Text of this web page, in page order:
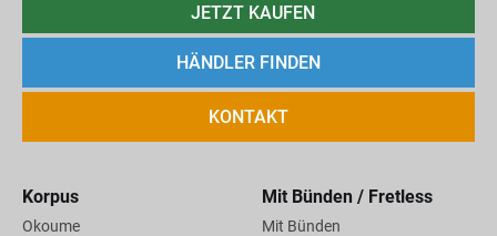
Korpus
Okoume
Mit Bünden / Fretless
Mit Bünden
JETZT KAUFEN
HÄNDLER FINDEN
KONTAKT